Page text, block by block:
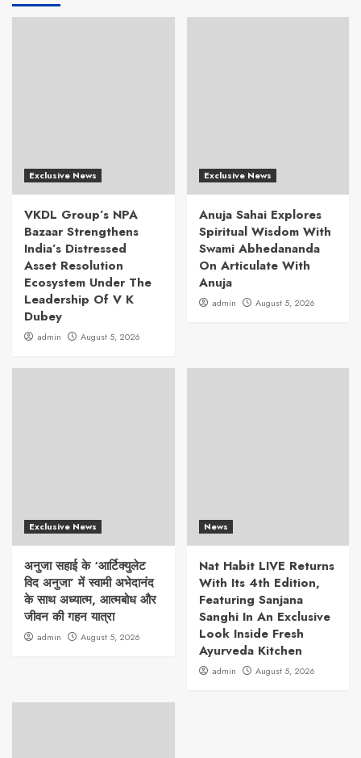
Exclusive News
VKDL Group’s NPA
Bazaar Strengthens
India’s Distressed
Asset Resolution
Ecosystem Under The
Leadership Of V K
Dubey
admin August 5, 2026
Exclusive News
Anuja Sahai Explores
Spiritual Wisdom With
Swami Abhedananda
On Articulate With
Anuja
admin August 5, 2026
Exclusive News
अनुजा सहाई के ‘आर्टिक्युलेट
विद अनुजा’ में स्वामी अभेदानंद
के साथ अध्यात्म, आत्मबोध और
जीवन की गहन यात्रा
admin August 5, 2026
News
Nat Habit LIVE Returns
With Its 4th Edition,
Featuring Sanjana
Sanghi In An Exclusive
Look Inside Fresh
Ayurveda Kitchen
admin August 5, 2026